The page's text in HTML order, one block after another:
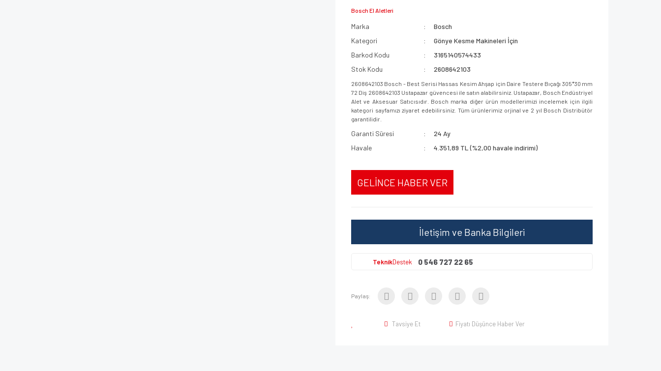
Bosch El Aletleri
Marka
Bosch
Kategori
Gönye Kesme Makineleri İçin
Barkod Kodu
3165140574433
Stok Kodu
2608642103
2608642103 Bosch - Best Serisi Hassas Kesim Ahşap için Daire Testere Bıçağı 305*30 mm
72 Diş 2608642103 Ustapazar güvencesi ile satın alabilirsiniz. Ustapazar, Bosch Endüstriyel
Alet ve Aksesuar Satıcısıdır. Bosch marka diğer ürün modellerimizi incelemek için ilgili
kategori sayfamızı ziyaret edebilirsiniz. Tüm ürünlerimiz orjinal ve 2 yıl Bosch Distribütör
garantilidir.
Garanti Süresi
24 Ay
Havale
4.351,89 TL (%2,00 havale indirimi)
GELİNCE HABER VER
İletişim ve Banka Bilgileri
TeknikDestek 0 546 727 22 65
Paylaş:
Tavsiye Et Fiyatı Düşünce Haber Ver